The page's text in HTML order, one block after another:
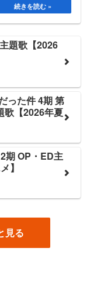
題歌【2026
った件 4期 第
歌【2026年夏
期 OP・ED主
】
見る